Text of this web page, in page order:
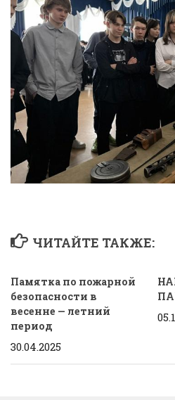
ЧИТАЙТЕ ТАКЖЕ:
Памятка по пожарной
безопасности в
весенне — летний
период
30.04.2025